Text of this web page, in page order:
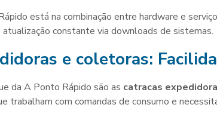
está na combinação entre hardware e
atualização constante via downloads de sistemas.
e coletoras:
da A Ponto Rápido são as catracas
trabalham com comandas de consumo e